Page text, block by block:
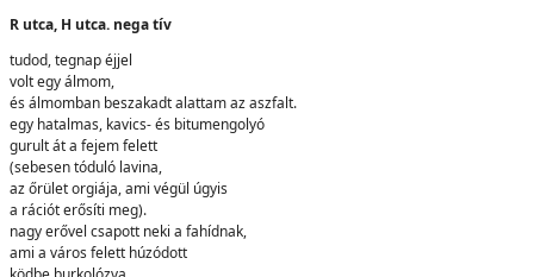
R utca, H utca. nega tív
tudod, tegnap éjjel
volt egy álmom,
és álmomban beszakadt alattam az aszfalt.
egy hatalmas, kavics- és bitumengolyó
gurult át a fejem felett
(sebesen tóduló lavina,
az őrület orgiája, ami végül úgyis
a rációt erősíti meg).
nagy erővel csapott neki a fahídnak,
ami a város felett húzódott